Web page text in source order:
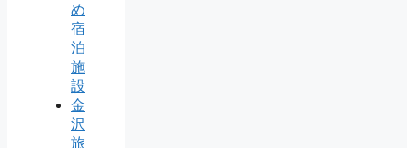
め
宿
泊
施
設
金
沢
旅